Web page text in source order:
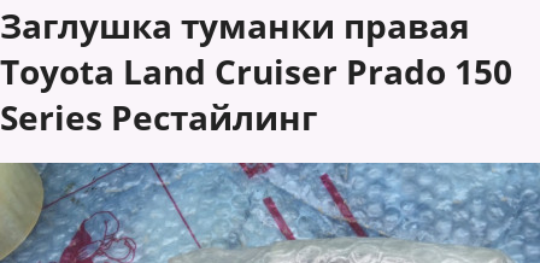
Заглушка туманки правая
Toyota Land Cruiser Prado 150
Series Рестайлинг